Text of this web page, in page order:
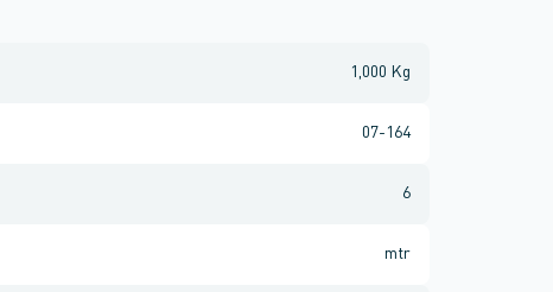
1,000 Kg
07-164
6
mtr